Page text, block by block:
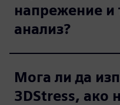
напрежение и
анализ?
Мога ли да
3DStress, ако